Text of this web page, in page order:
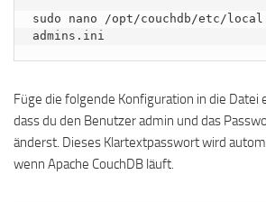
sudo nano /opt/couchdb/etc/
admins.ini
Füge die folgende Konfiguration in die Datei
dass du den Benutzer admin und das
änderst. Dieses Klartextpasswort wird
wenn Apache CouchDB läuft.